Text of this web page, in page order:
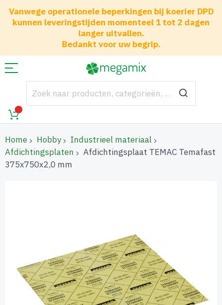
Vanwege operationele beperkingen bij koerier DPD
kunnen leveringstijden momenteel 1 tot 2 dagen
langer uitvallen.
Bedankt voor uw begrip.
Home Hobby
Industrieel materiaal
Afdichtingsplaten
Afdichtingsplaat TEMAC Temafast
375x750x2,0 mm